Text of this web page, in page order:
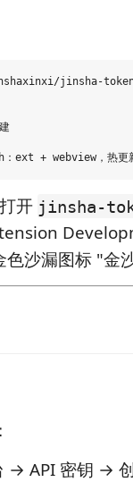
jinsha-
开 jinsha-
沙漏图标 "金
→ API 密钥 →